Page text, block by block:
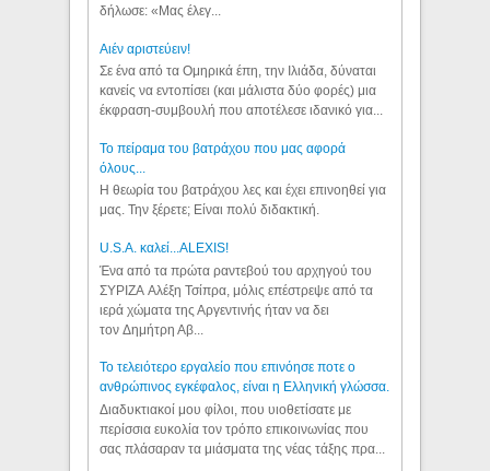
δήλωσε: «Μας έλεγ...
Aιέν αριστεύειν!
Σε ένα από τα Ομηρικά έπη, την Ιλιάδα, δύναται
κανείς να εντοπίσει (και μάλιστα δύο φορές) μια
έκφραση-συμβουλή που αποτέλεσε ιδανικό για...
Το πείραμα του βατράχου που μας αφορά
όλους...
Η θεωρία του βατράχου λες και έχει επινοηθεί για
μας. Την ξέρετε; Είναι πολύ διδακτική.
U.S.A. καλεί...ALEXIS!
Ένα από τα πρώτα ραντεβού του αρχηγού του
ΣΥΡΙΖΑ Αλέξη Τσίπρα, μόλις επέστρεψε από τα
ιερά χώματα της Αργεντινής ήταν να δει
τον Δημήτρη Αβ...
Το τελειότερο εργαλείο που επινόησε ποτε ο
ανθρώπινος εγκέφαλος, είναι η Ελληνική γλώσσα.
Διαδυκτιακοί μου φίλοι, που υιοθετίσατε με
περίσσια ευκολία τον τρόπο επικοινωνίας που
σας πλάσαραν τα μιάσματα της νέας τάξης πρα...